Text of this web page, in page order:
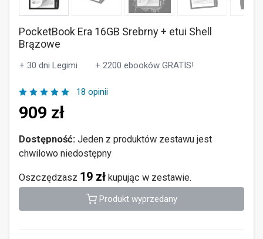
PocketBook Era 16GB Srebrny + etui Shell
Brązowe
+ 30 dni Legimi + 2200 ebooków GRATIS!
18 opinii
909 zł
Dostępność: Jeden z produktów zestawu jest
chwilowo niedostępny
Oszczędzasz 19 zł kupując w zestawie.
Produkt wyprzedany